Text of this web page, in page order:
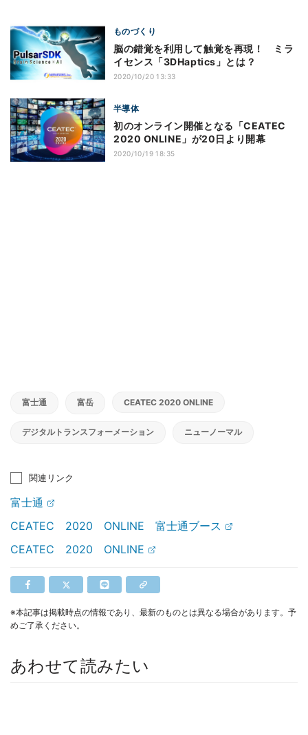
ものづくり
脳の錯覚を利用して触覚を再現！ ミラ
イセンス「3DHaptics」とは？
2020/10/20 13:33
半導体
初のオンライン開催となる「CEATEC
2020 ONLINE」が20日より開幕
2020/10/19 18:35
富士通 富岳 CEATEC 2020 ONLINE
デジタルトランスフォーメーション ニューノーマル
関連リンク
富士通
CEATEC 2020 ONLINE 富士通ブース
CEATEC 2020 ONLINE
※本記事は掲載時点の情報であり、最新のものとは異なる場合があります。予
めご了承ください。
あわせて読みたい